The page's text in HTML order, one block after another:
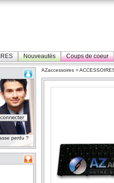
Nouveautés Coups de coeur
perdu ?
AZaccessoires >